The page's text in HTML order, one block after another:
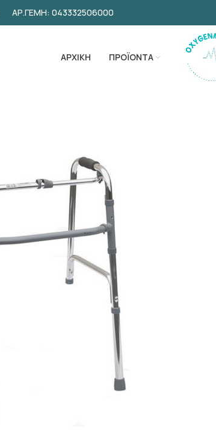
ΑΡ.ΓΕΜΗ: 043332506000
ΑΡΧΙΚΗ ΠΡΟΪΟΝΤΑ